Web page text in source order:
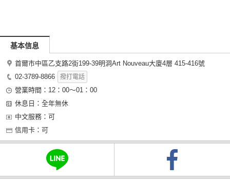
基本信息
首爾市中區乙支路2街199-39明洞Art Nouveau大廈4層 415-416號
02-3789-8866
撥打電話
營業時間：12：00～01：00
休息日：全年無休
中文服務：可
信用卡：可